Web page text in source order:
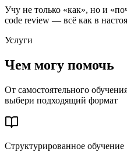
Учу не только «как», но и
code review — всё как в
Услуги
Чем могу помочь
От самостоятельного
выбери подходящий формат
Структурированное обучение